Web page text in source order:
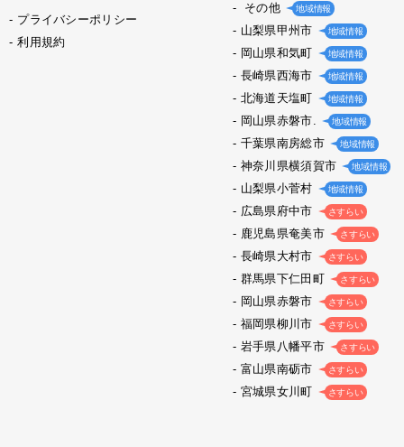
プライバシーポリシー
利用規約
その他 地域情報
山梨県甲州市 地域情報
岡山県和気町 地域情報
長崎県西海市 地域情報
北海道天塩町 地域情報
岡山県赤磐市. 地域情報
千葉県南房総市 地域情報
神奈川県横須賀市 地域情報
山梨県小菅村 地域情報
広島県府中市 さすらい
鹿児島県奄美市 さすらい
長崎県大村市 さすらい
群馬県下仁田町 さすらい
岡山県赤磐市 さすらい
福岡県柳川市 さすらい
岩手県八幡平市 さすらい
富山県南砺市 さすらい
宮城県女川町 さすらい